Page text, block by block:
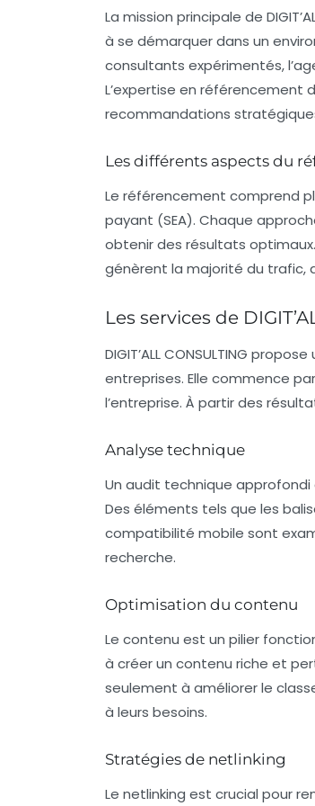
La mission principale de
à se démarquer dans un
consultants expérimentés,
L’expertise en référencement
recommandations
Les différents aspects du
Le référencement comprend
payant (SEA). Chaque
obtenir des résultats
génèrent la majorité du trafic,
Les services de
DIGIT’ALL CONSULTING
entreprises. Elle commence
l’entreprise. À partir des
Analyse technique
Un audit technique
Des éléments tels que les
compatibilité mobile sont
recherche.
Optimisation du contenu
Le contenu est un pilier
à créer un contenu riche et
seulement à améliorer le
à leurs besoins.
Stratégies de netlinking
Le netlinking est crucial pour